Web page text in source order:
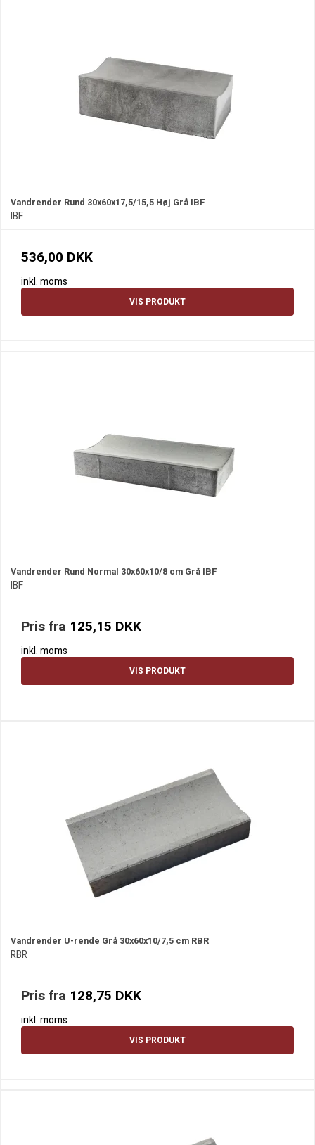
Vandrender Rund 30x60x17,5/15,5 Høj Grå IBF
IBF
536,00 DKK
inkl. moms
VIS PRODUKT
Vandrender Rund Normal 30x60x10/8 cm Grå IBF
IBF
Pris fra 125,15 DKK
inkl. moms
VIS PRODUKT
Vandrender U-rende Grå 30x60x10/7,5 cm RBR
RBR
Pris fra 128,75 DKK
inkl. moms
VIS PRODUKT